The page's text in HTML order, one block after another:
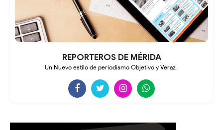
REPORTEROS DE MÉRIDA
Un Nuevo estilo de periodismo Objetivo y Veraz .